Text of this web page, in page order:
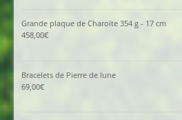
Grande plaque de Charoïte 354 g - 17 cm
458,00€
Bracelets de Pierre de lune
69,00€